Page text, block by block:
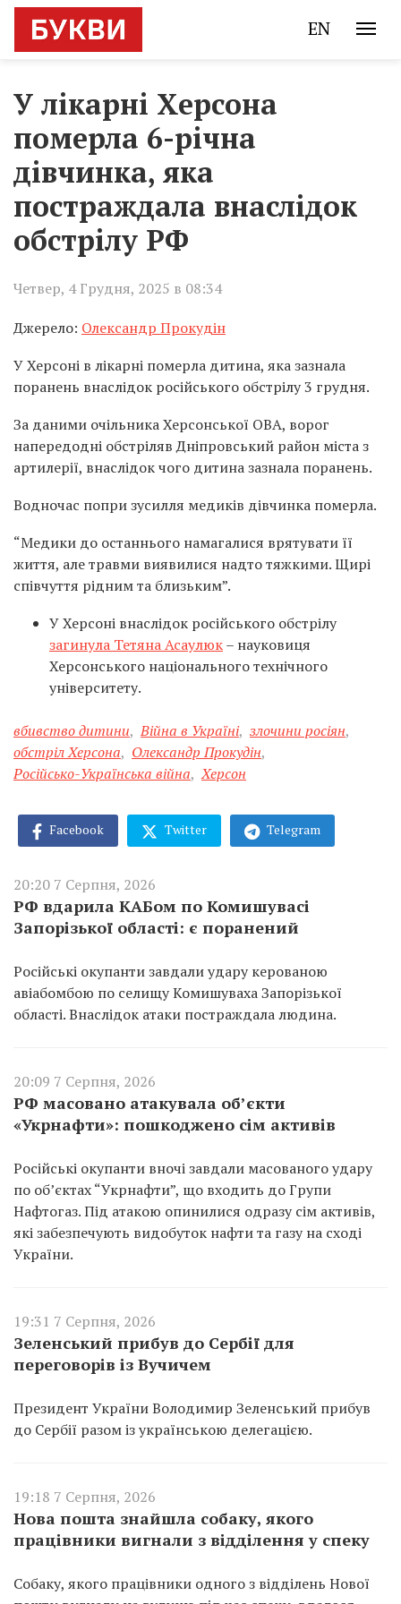
EN
У лікарні Херсона
померла 6-річна
дівчинка, яка
постраждала внаслідок
обстрілу РФ
Четвер, 4 Грудня, 2025 в 08:34
Джерело: Олександр Прокудін
У Херсоні в лікарні померла дитина, яка зазнала
поранень внаслідок російського обстрілу 3 грудня.
За даними очільника Херсонської ОВА, ворог
напередодні обстріляв Дніпровський район міста з
артилерії, внаслідок чого дитина зазнала поранень.
Водночас попри зусилля медиків дівчинка померла.
“Медики до останнього намагалися врятувати її
життя, але травми виявилися надто тяжкими. Щирі
співчуття рідним та близьким”.
У Херсоні внаслідок російського обстрілу
загинула Тетяна Асаулюк– науковиця
Херсонського національного технічного
університету.
вбивство дитини, Війна в Україні, злочини росіян,
обстріл Херсона, Олександр Прокудін,
Російсько-Українська війна, Херсон
Facebook Twitter Telegram
20:20 7 Серпня, 2026
РФ вдарила КАБом по Комишувасі
Запорізької області: є поранений
Російські окупанти завдали удару керованою
авіабомбою по селищу Комишуваха Запорізької
області. Внаслідок атаки постраждала людина.
20:09 7 Серпня, 2026
РФ масовано атакувала об’єкти
«Укрнафти»: пошкоджено сім активів
Російські окупанти вночі завдали масованого удару
по об’єктах “Укрнафти”, що входить до Групи
Нафтогаз. Під атакою опинилися одразу сім активів,
які забезпечують видобуток нафти та газу на сході
України.
19:31 7 Серпня, 2026
Зеленський прибув до Сербії для
переговорів із Вучичем
Президент України Володимир Зеленський прибув
до Сербії разом із українською делегацією.
19:18 7 Серпня, 2026
Нова пошта знайшла собаку, якого
працівники вигнали з відділення у спеку
Собаку, якого працівники одного з відділень Нової